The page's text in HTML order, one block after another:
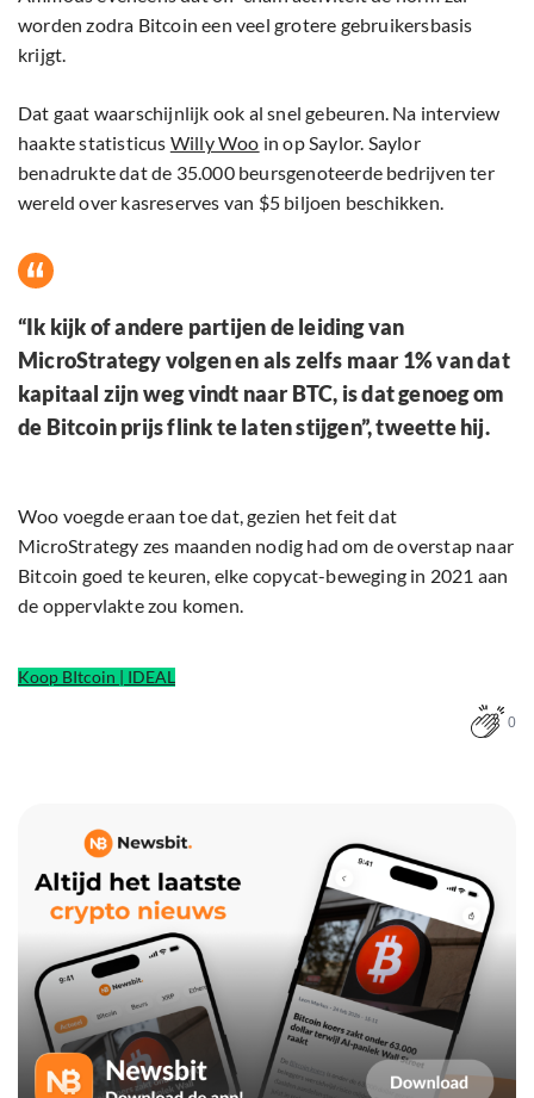
worden zodra Bitcoin een veel grotere gebruikersbasis
krijgt.
Dat gaat waarschijnlijk ook al snel gebeuren. Na interview
haakte statisticus Willy Woo in op Saylor. Saylor
benadrukte dat de 35.000 beursgenoteerde bedrijven ter
wereld over kasreserves van $5 biljoen beschikken.
“Ik kijk of andere partijen de leiding van
MicroStrategy volgen en als zelfs maar 1% van dat
kapitaal zijn weg vindt naar BTC, is dat genoeg om
de Bitcoin prijs flink te laten stijgen”, tweette hij.
Woo voegde eraan toe dat, gezien het feit dat
MicroStrategy zes maanden nodig had om de overstap naar
Bitcoin goed te keuren, elke copycat-beweging in 2021 aan
de oppervlakte zou komen.
Koop BItcoin | IDEAL
0